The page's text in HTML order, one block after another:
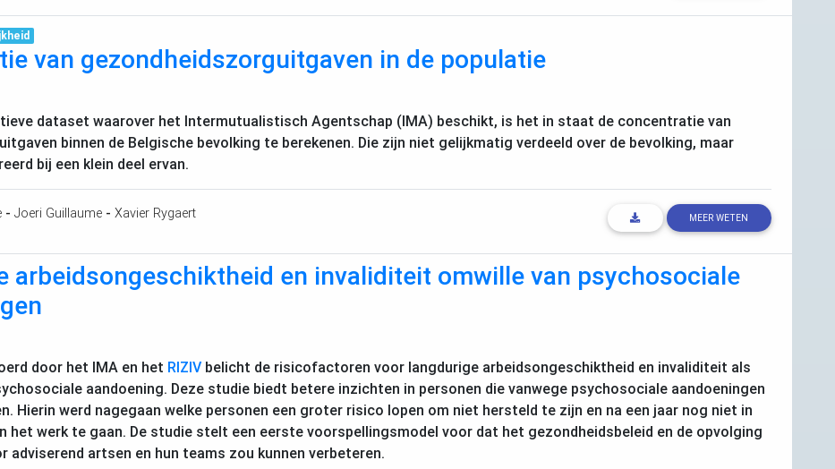
van gezondheidszorguitgaven in de populatie
dataset waarover het Intermutualistisch Agentschap (IMA) beschikt, is het in staat de concentratie van
binnen de Belgische bevolking te berekenen. Die zijn niet gelijkmatig verdeeld over de bevolking, maar
bij een klein deel ervan.
- Joeri Guillaume - Xavier Rygaert MEER WETEN
arbeidsongeschiktheid en invaliditeit omwille van psychosociale
door het IMA en het RIZIV belicht de risicofactoren voor langdurige arbeidsongeschiktheid en invaliditeit als
aandoening. Deze studie biedt betere inzichten in personen die vanwege psychosociale aandoeningen
Hierin werd nagegaan welke personen een groter risico lopen om niet hersteld te zijn en na een jaar nog niet in
het werk te gaan. De studie stelt een eerste voorspellingsmodel voor dat het gezondheidsbeleid en de opvolging
adviserend artsen en hun teams zou kunnen verbeteren.